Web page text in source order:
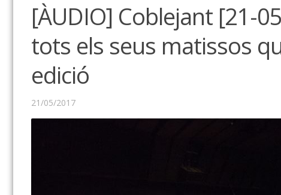
[ÀUDIO] Coblejant [21-
tots els seus matissos
edició
21/05/2017